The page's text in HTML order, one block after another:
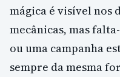
mágica é visível nos
mecânicas, mas
ou uma campanha
sempre da mesma